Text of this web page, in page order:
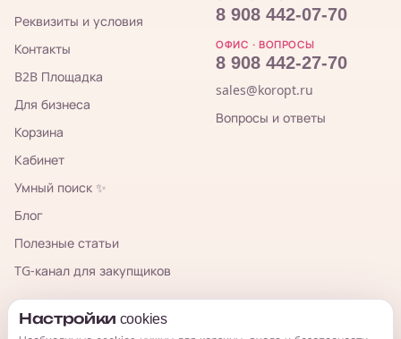
Реквизиты и условия
Контакты
B2B Площадка
Для бизнеса
Корзина
Кабинет
Умный поиск ✨
Блог
Полезные статьи
TG-канал для закупщиков
8 908 442-07-70
ОФИС · ВОПРОСЫ
8 908 442-27-70
sales@koropt.ru
Вопросы и ответы
Настройки cookies